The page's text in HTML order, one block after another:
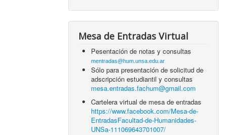
Mesa de Entradas Virtual
Pesentación de notas y consultas
mentradas@hum.unsa.edu.ar
Sólo para presentación de solicitud de
adscripción estudiantil y consultas
mesa.entradas.fachum@gmail.com
Cartelera virtual de mesa de entradas
https://www.facebook.com/Mesa-de-
EntradasFacultad-de-Humanidades-
UNSa-111069643701007/